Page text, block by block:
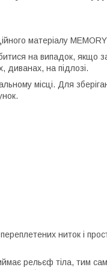
матеріалу
на випадок, якщо
диванах, на підлозі.
місці. Для
ниток і
рельєф тіла, тим